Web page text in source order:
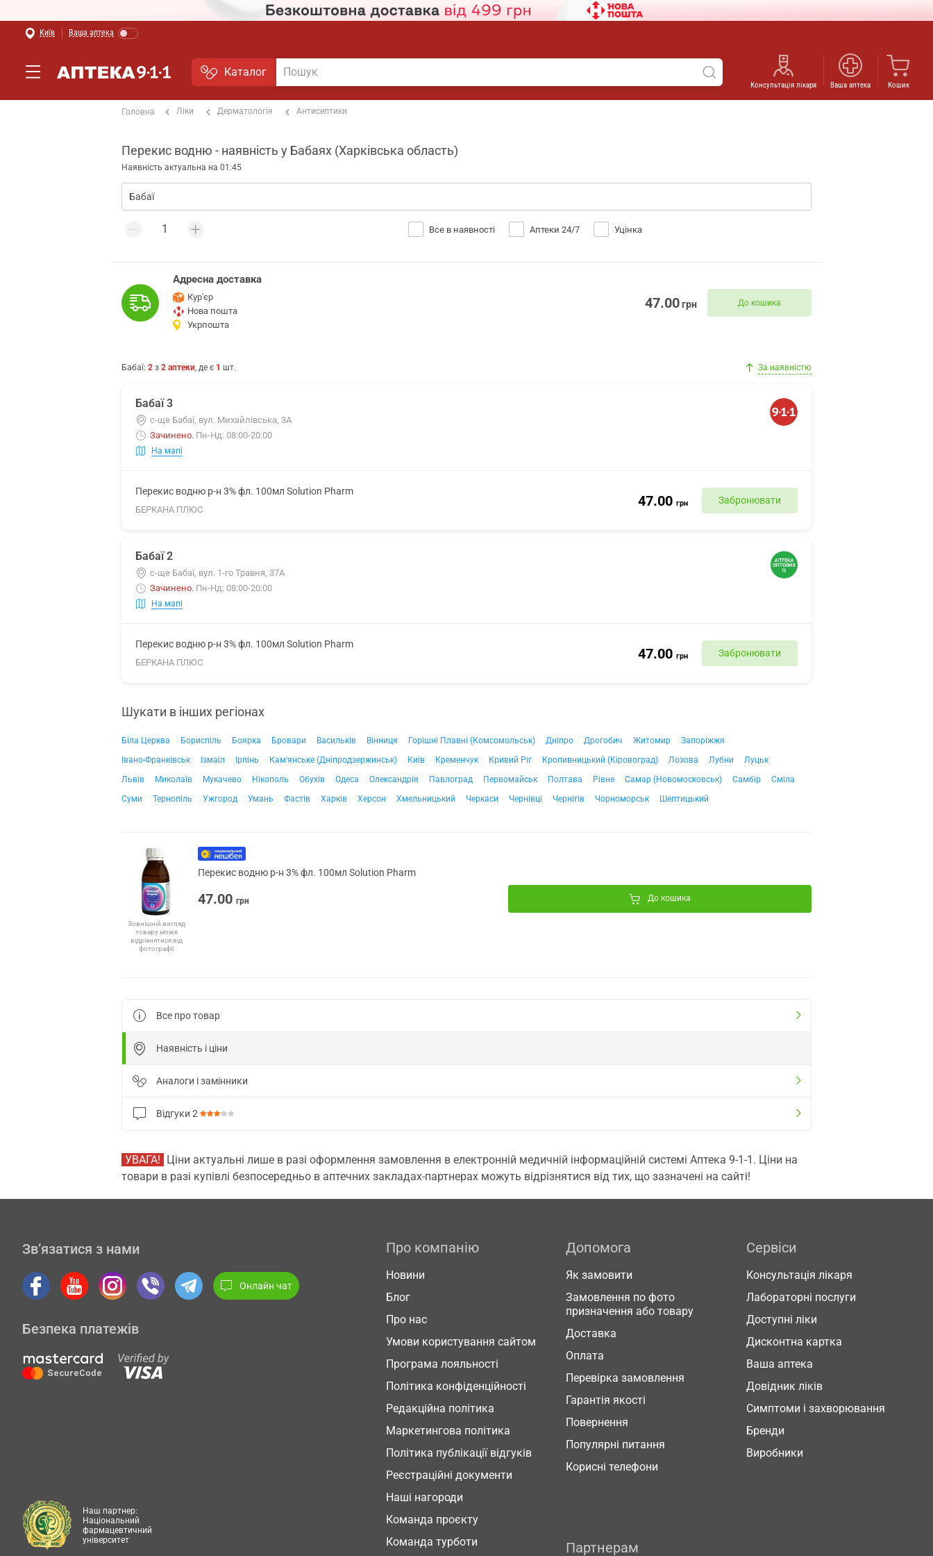
Київ Ваша аптека
Каталог
Консультація лікаря Ваша аптека Кошик
Головна Ліки Дерматологія Антисептики
Перекис водню - наявність у Бабаях (Харківська область)
Наявність актуальна на 01:45
Все в наявності Аптеки 24/7 Уцінка
Адресна доставка
Кур'єр
Нова пошта
Укрпошта
47.00грн До кошика
Бабаї: 2 з 2 аптеки, де є 1 шт. За наявністю
Бабаї 3
с-ще Бабаї, вул. Михайлівська, 3А
Зачинено. Пн-Нд: 08:00-20:00
На мапі
Перекис водню р-н 3% фл. 100мл Solution Pharm
БЕРКАНА ПЛЮС
47.00 грн Забронювати
Бабаї 2
с-ще Бабаї, вул. 1-го Травня, 37А
Зачинено. Пн-Нд: 08:00-20:00
На мапі
Перекис водню р-н 3% фл. 100мл Solution Pharm
БЕРКАНА ПЛЮС
47.00 грн Забронювати
Шукати в інших регіонах
Біла Церква Бориспіль Боярка Бровари Васильків Вінниця Горішні Плавні (Комсомольськ) Дніпро Дрогобич Житомир
Запоріжжя
Івано-Франківськ
Ізмаїл Ірпінь Кам'янське (Дніпродзержинськ) Київ Кременчук Кривий Ріг Кропивницький (Кіровоград) Лозова Лубни
Луцьк
Львів
Миколаїв Мукачево Нікополь Обухів Одеса Олександрія Павлоград Первомайськ Полтава Рівне Самар (Новомосковськ) Самбір
Сміла
Суми
Тернопіль Ужгород Умань Фастів Харків Херсон Хмельницький Черкаси Чернівці Чернігів Чорноморськ Шептицький
Зовнішній вигляд
товару може
відрізнятися від
фотографії
Перекис водню р-н 3% фл. 100мл Solution Pharm
47.00 грн До кошика
Все про товар
Наявність і ціни
Аналоги і замінники
Відгуки 2
УВАГА! Ціни актуальні лише в разі оформлення замовлення в електронній медичній інформаційній системі Аптека 9-1-1. Ціни на
товари в разі купівлі безпосередньо в аптечних закладах-партнерах можуть відрізнятися від тих, що зазначені на сайті!
Зв’язатися з нами
Онлайн чат
Безпека платежів
Про компанію
Новини
Блог
Про нас
Умови користування сайтом
Програма лояльності
Політика конфіденційності
Редакційна політика
Маркетингова політика
Політика публікації відгуків
Реєстраційні документи
Наші нагороди
Команда проєкту
Команда турботи
Допомога
Як замовити
Замовлення по фото
призначення або товару
Доставка
Оплата
Перевірка замовлення
Гарантія якості
Повернення
Популярні питання
Корисні телефони
Сервіси
Консультація лікаря
Лабораторні послуги
Доступні ліки
Дисконтна картка
Ваша аптека
Довідник ліків
Симптоми і захворювання
Бренди
Виробники
Партнерам
Наш партнер:
Національний
фармацевтичний
університет